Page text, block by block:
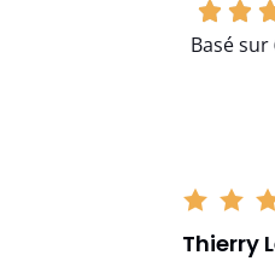
Basé sur
Thierry